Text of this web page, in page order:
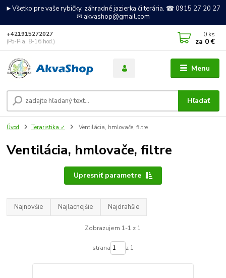
►Všetko pre vaše rybičky, záhradné jazierka či terária. ☎ 0915 27 20 27
✉ akvashop@gmail.com
Menu
Hľadať
+421915272027
(Po-Pia, 8-16 hod.)
0 ks
za 0 €
Úvod Teraristika ✓ Ventilácia, hmlovače, filtre
Ventilácia, hmlovače, filtre
Upresniť parametre
Najnovšie Najlacnejšie Najdrahšie
Zobrazujem 1-1 z 1
strana z 1